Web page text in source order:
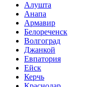
Алушта
Анапа
Армавир
Белореченск
Волгоград
Джанкой
Евпатория
Ейск
Керчь